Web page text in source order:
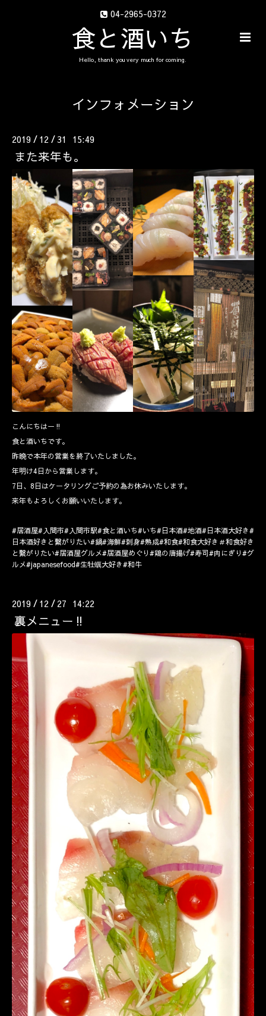
04-2965-0372
食と酒いち
Hello, thank you very much for coming.
インフォメーション
2019 / 12 /31 15:49
また来年も。
こんにちはー‼️
食と酒いちです。
昨晩で本年の営業を終了いたしました。
年明け4日から営業します。
7日、8日はケータリングご予約の為お休みいたします。
来年もよろしくお願いいたします。
#居酒屋#入間市#入間市駅#食と酒いち#いち#日本酒#地酒#日本酒大好き#
日本酒好きと繋がりたい#鍋#海鮮#刺身#熟成#和食#和食大好き＃和食好き
と繋がりたい#居酒屋グルメ#居酒屋めぐり#鶏の唐揚げ#寿司#肉にぎり#グ
ルメ#japanesefood#生牡蠣大好き#和牛
2019 / 12 / 27 14:22
裏メニュー‼️